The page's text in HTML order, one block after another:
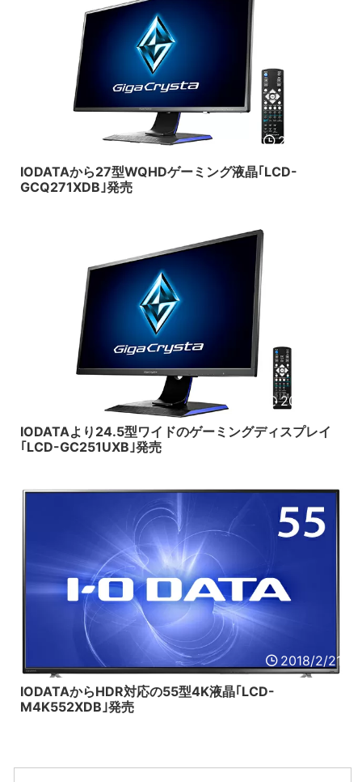
2018/4/25
IODATAから27型WQHDゲーミング液晶｢LCD-
GCQ271XDB｣発売
2018/4/12
IODATAより24.5型ワイドのゲーミングディスプレイ
｢LCD-GC251UXB｣発売
2018/2/21
IODATAからHDR対応の55型4K液晶｢LCD-
M4K552XDB｣発売